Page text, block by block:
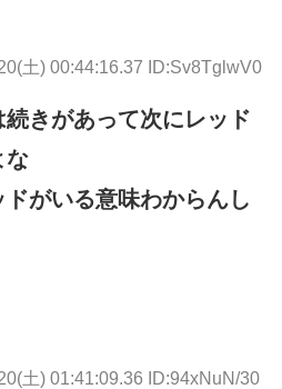
土) 00:44:16.37 ID:Sv8TglwV0
きがあって次にレッド
な
がいる意味わからんし
土) 01:41:09.36 ID:94xNuN/30